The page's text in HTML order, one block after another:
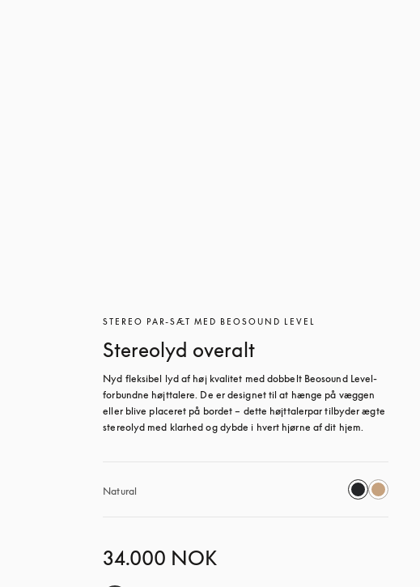
STEREO PAR-SÆT MED BEOSOUND LEVEL
Stereolyd overalt
Nyd fleksibel lyd af høj kvalitet med dobbelt Beosound Level-
forbundne højttalere. De er designet til at hænge på væggen
eller blive placeret på bordet – dette højttalerpar tilbyder ægte
stereolyd med klarhed og dybde i hvert hjørne af dit hjem.
Natural
34.000 NOK